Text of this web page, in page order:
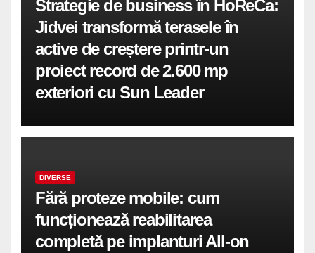
Strategie de business în HoReCa:
Jidvei transformă terasele în
active de creștere printr-un
proiect record de 2.600 mp
exteriori cu Sun Leader
DIVERSE
Fără proteze mobile: cum
funcționează reabilitarea
completă pe implanturi All-on